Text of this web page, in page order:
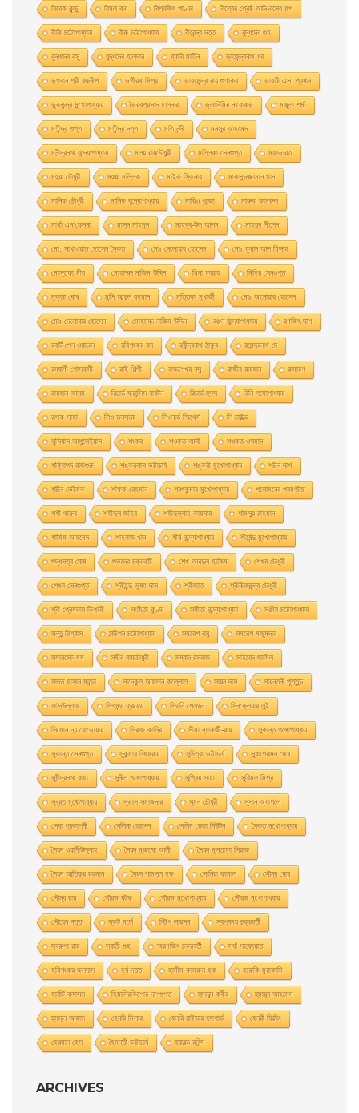
বিবেক কুন্ডু বিমল কর বিশ্বজিৎ পাণ্ডা বিশ্বের শ্রেষ্ঠ আদি-রসের গল্প
বীথি চট্টোপাধ্যায় বীরু চট্টোপাধ্যায় বীরেন্দ্র দত্ত বুদ্ধদেব গুহ
বুদ্ধদেব বসু বুদ্ধদেব হালদার ব্যারি মার্টিন ব্রজেন্দ্রনাথ ধর
ভগবান শ্রী রজনীশ ভগীরথ মিশ্র ভারতচন্দ্র রায় গুণাকর ভারতী এস. প্রধান
ভুবনচন্দ্র মুখোপাধ্যায় ভৈরবপ্রসাদ হালদার ভ্লাদিমির নাবোকভ মঞ্জুলা শর্মা
মণীন্দ্র গুপ্ত মণীন্দ্র দত্ত মতি নন্দী মনসুর আহমেদ
মনীন্দ্রনাথ বন্দ্যোপাধ্যায় মলয় রায়চৌধুরী মল্লিকা সেনগুপ্ত মহাভারত
মহুয়া চৌধুরী মহুয়া মল্লিক মাইক স্কিনার মাকসুদুজ্জামান খান
মানিক চৌধুরী মানিক বন্দ্যোপাধ্যায় মারিও পুজো মারুফ কামরুল
মার্থা এম'কেন্না মাসুদ মাহমুদ মাহবুব-উল আলম মাহবুব লীলেন
মাে. সাখাওয়াত হােসেন সৈকত মােঃ দেলােয়ার হােসেন মােঃ ফুয়াদ আল ফিদাহ
মােস্তফা মীর মােহাম্মদ নাজিম উদ্দিন মিনা ফারাহ মিহির সেনগুপ্ত
মুক্তা ঘোষ মুন্সি আব্দুল রহমান মৃত্তিকা মুখার্জী মোঃ আনোয়ার হোসেন
মোঃ দেলোয়ার হােসেন মোহাম্মদ নাজিম উদ্দিন রঞ্জন বন্দ্যোপাধ্যায় রণজিৎ দাশ
রবার্ট পেন ওয়ারেন রবিশংকর বল রবীন্দ্রনাথ ঠাকুর রমেন্দ্রনাথ দে
রম্যাণী গোস্বামী রাই শিল্পী রাজশেখর বসু রাজীব রায়হান রামায়ণ
রায়হান আলম রিচার্ড ফ্রান্সিস বারটন রিচার্ড হুগস রিনি গঙ্গোপাধ্যায়
রূপক সাহা লিও তলস্তয় লিওনার্ড স্মিথের্স লি চাইল্ড
লুসিয়াস আপুলেইয়াস শংকর শওকত আলী শওকত ওসমান
শক্তিপদ রাজগুরু শঙ্করলাল ভট্টাচার্য শঙ্করী মুখােপাধ্যায় শচীন দাশ
শচীন ভৌমিক শফিক রেহমান শরৎকুমার মুখোপাধ্যায় শলোমনের পরমগীত
শশী থারুর শহীদুল জহির শহীদুল্লাহ কায়সার শামসুর রাহমান
শামিম আহমেদ শাহবাজ খান শীর্ষ বন্দ্যোপাধ্যায় শীর্ষেন্দু মুখোপাধ্যায়
শুদ্ধসত্ব ঘোষ শুভদেব চক্রবর্তী শেখ আবদুল হাকিম শেখর চৌধুরী
শেখর সেনগুপ্ত শ্রীইন্দু ভূষণ দাস শ্রীজাত শ্রীনীরদচন্দ্র চৌধুরী
শ্রী প্রেমদাস ভিখারী সংহিতা কুণ্ড সঙ্গীতা বন্দ্যোপাধ্যায় সঞ্জীব চট্টোপাধ্যায়
সন্তু বিশ্বাস সন্দীপন চট্টোপাধ্যায় সমরেশ বসু সমরেশ মজুমদার
সমারসেট মম সমীর রায়চৌধুরী সম্বাদ রসরাজ সাইয়েদ জামিল
সাদত হাসান মান্টো সাদেকুল আহসান কল্লোল সায়ন দাস সায়ন্তনী পূততুন্ড
সা’দউল্লাহ সিগমন্ড ফ্রয়েড সিডনি শেলডন সিনক্লেয়ার লুই
সিমোন দ্য বোভোয়ার সিরাজ কাদির সীমা ব্যানার্জী-রায় সুকান্ত গঙ্গোপাধ্যায়
সুকান্ত সেনগুপ্ত সুকুমার সিংহরায় সুচিত্রা ভট্টাচার্য সুধাংশরঞ্জন ঘোষ
সুধীন্দ্রনাথ রাহা সুনীল গঙ্গোপাধ্যায় সুপ্রিয় সাহা সুবিমল মিশ্র
সুব্রত মুখোপাধ্যায় সুভাস সমাজদার সুমন চৌধুরী সুসান অ্যাশলে
সেবা প্রকাশনী সেলিনা হােসেন সেলিম রেজা নিউটন সৈকত মুখোপাধ্যায়
সৈয়দ ওয়ালীউল্লাহ সৈয়দ মুজতবা আলী সৈয়দ মুস্তাফা সিরাজ
সৈয়দ আতিকুর রহমান সৈয়দ শামসুল হক সোনিয়া কামাল সৌম্য ঘােষ
সৌম্য রায় সৌরভ ঘটক সৌরভ মুখােপাধ্যায় সৌরভ মুখোপাধ্যায়
সৌরেন দত্ত স্কট মর্লে স্টিগ লারসন স্বপ্নময় চক্রবর্তী
স্বরুপা রায় স্বাতী গুহ স্মরণজিৎ চক্রবর্তী স্যাঁ সাফোয়াত
হরিশংকর জলদাস হর্ষ দত্ত হামীম কামরুল হক হারুকি মুরাকামি
হার্বাট ক্যাসল হিমাদ্রিকিশাের দাশগুপ্ত হুমায়ুন কবীর হুমায়ূন আহমেদ
হুমায়ুন আজাদ হেনরি মিলার হেনরি রাইডার হ্যাগার্ড হেনরী ফিল্ডিং
হেরমান হেস হৈমন্তী ভট্টাচার্য হ্যারল্ড রবিন্স
ARCHIVES